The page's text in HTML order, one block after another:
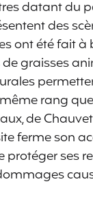
datant du
des
ont été fait à
graisses
rang
de
ferme son
protéger ses